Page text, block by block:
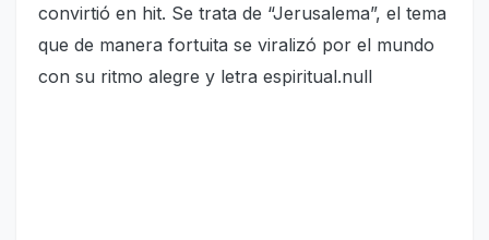
convirtió en hit. Se trata de “Jerusalema”, el te­ma
que de manera fortuita se viralizó por el mundo
con su ritmo alegre y letra espi­ritual.null